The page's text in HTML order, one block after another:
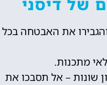
של דיסני
את האבטחה בכל
מתכנות.
שונות – אל תסבכו את